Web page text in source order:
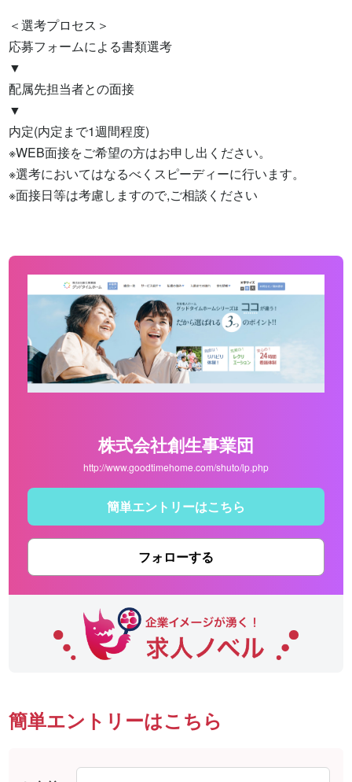
＜選考プロセス＞
応募フォームによる書類選考
▼
配属先担当者との面接
▼
内定(内定まで1週間程度)
※WEB面接をご希望の方はお申し出ください。
※選考においてはなるべくスピーディーに行います。
※面接日等は考慮しますので,ご相談ください
株式会社創生事業団
http://www.goodtimehome.com/shuto/lp.php
簡単エントリーはこちら
フォローする
簡単エントリーはこちら